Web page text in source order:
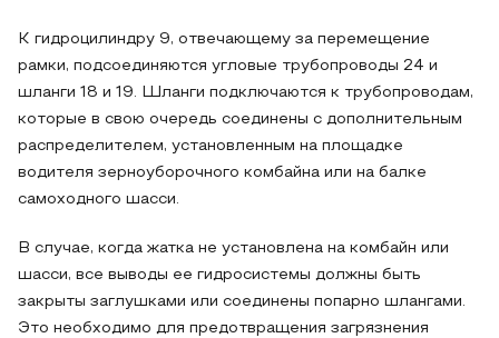
К гидроцилиндру 9, отвечающему за перемещение
рамки, подсоединяются угловые трубопроводы 24 и
шланги 18 и 19. Шланги подключаются к трубопроводам,
которые в свою очередь соединены с дополнительным
распределителем, установленным на площадке
водителя зерноуборочного комбайна или на балке
самоходного шасси.
В случае, когда жатка не установлена на комбайн или
шасси, все выводы ее гидросистемы должны быть
закрыты заглушками или соединены попарно шлангами.
Это необходимо для предотвращения загрязнения